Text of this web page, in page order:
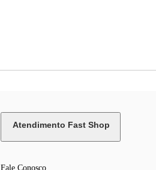
Atendimento Fast Shop
Fale Conosco